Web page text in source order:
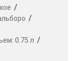
0.75 л